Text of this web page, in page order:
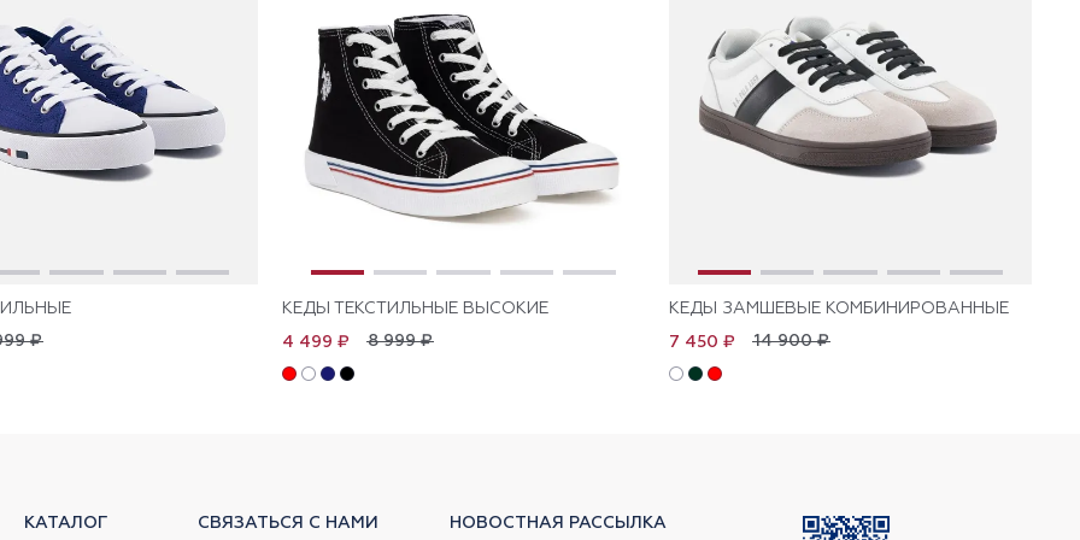
₽
КЕДЫ ТЕКСТИЛЬНЫЕ ВЫСОКИЕ
8 999 ₽
4 499 ₽
КЕДЫ ЗАМШЕВЫЕ КОМБИНИРОВАННЫЕ
14 900 ₽
7 450 ₽
КАТАЛОГ СВЯЗАТЬСЯ С НАМИ НОВОСТНАЯ РАССЫЛКА